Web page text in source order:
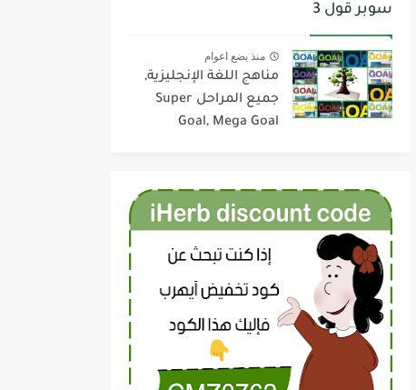
سوبر قول 3
منذ بضع اعوام
مناهج اللغة الإنجليزية,
جميع المراحل Super
Goal, Mega Goal